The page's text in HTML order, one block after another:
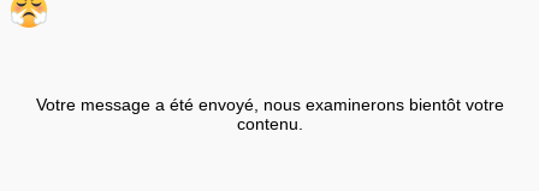
Votre message a été envoyé, nous examinerons bientôt votre
contenu.